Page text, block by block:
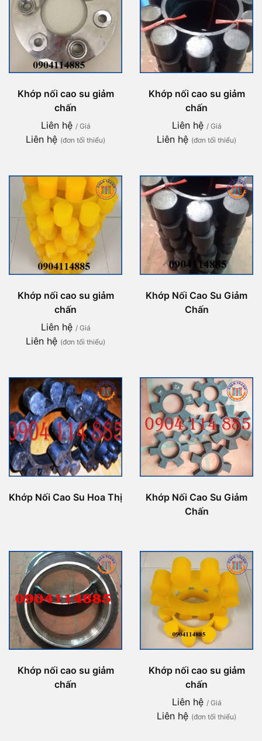
Khớp nối cao su giảm
chấn
Liên hệ / Giá
Liên hệ (đơn tối thiểu)
Khớp nối cao su giảm
chấn
Liên hệ / Giá
Liên hệ (đơn tối thiểu)
Khớp nối cao su giảm
chấn
Liên hệ / Giá
Liên hệ (đơn tối thiểu)
Khớp Nối Cao Su Giảm
Chấn
Khớp Nối Cao Su Hoa Thị
Khớp Nối Cao Su Giảm
Chấn
Khớp nối cao su giảm
chấn
Khớp nối cao su giảm
chấn
Liên hệ / Giá
Liên hệ (đơn tối thiểu)